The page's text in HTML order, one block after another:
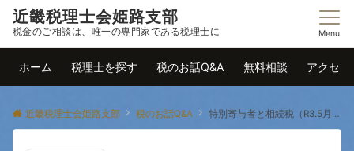
近畿税理士会姫路支部
税金のご相談は、唯一の専門家である税理士に Menu
ホーム 税理士を探す 税のお話Q&A 無料相談 アクセス
近畿税理士会姫路支部 税のお話Q&A 特別寄与者と相続税（R3.5月号掲載）